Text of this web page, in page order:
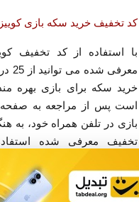
کد تخفیف خرید سکه بازی
با استفاده از کد تخفیف
خرید سکه برای بازی بهره
است پس از مراجعه به صفحه
بازی در تلفن همراه خود، به
تخفیف معرفی شده
از کد...